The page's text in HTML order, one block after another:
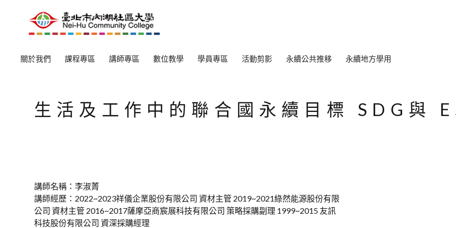
關於我們 課程專區 講師專區 數位教學 學員專區 活動剪影 永續公共推移 永續地方學用
生活及工作中的聯合國永續目標 SDG與
講師名稱：李淑菁
講師經歷：2022~2023祥儀企業股份有限公司 資材主管 2019~2021綠然能源股份有限
公司 資材主管 2016~2017薩摩亞商宸展科技有限公司 策略採購副理 1999~2015 友訊
科技股份有限公司 資深採購經理